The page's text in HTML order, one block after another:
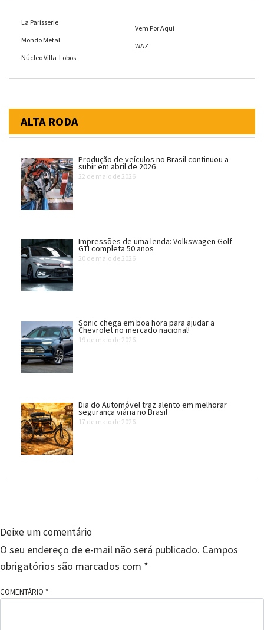
La Parisserie
Mondo Metal
Núcleo Villa-Lobos
Vem Por Aqui
WAZ
ALTA RODA
Produção de veículos no Brasil continuou a
subir em abril de 2026
22 de maio de 2026
Impressões de uma lenda: Volkswagen Golf
GTI completa 50 anos
20 de maio de 2026
Sonic chega em boa hora para ajudar a
Chevrolet no mercado nacional!
19 de maio de 2026
Dia do Automóvel traz alento em melhorar
segurança viária no Brasil
17 de maio de 2026
Deixe um comentário
O seu endereço de e-mail não será publicado. Campos
obrigatórios são marcados com *
COMENTÁRIO *